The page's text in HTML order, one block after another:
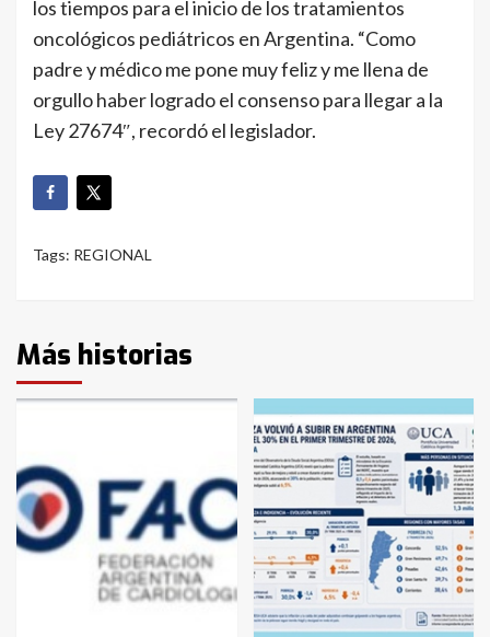
los tiempos para el inicio de los tratamientos
oncológicos pediátricos en Argentina. “Como
padre y médico me pone muy feliz y me llena de
orgullo haber logrado el consenso para llegar a la
Ley 27674″, recordó el legislador.
Tags: REGIONAL
Más historias